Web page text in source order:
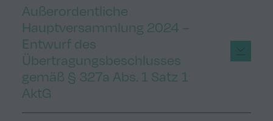
Außerordentliche
Hauptversammlung 2024 –
Entwurf des
Übertragungsbeschlusses
gemäß § 327a Abs. 1 Satz 1
AktG